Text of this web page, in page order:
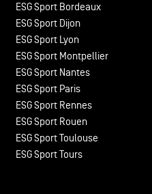
ESG Sport Bordeaux
ESG Sport Dijon
ESG Sport Lyon
ESG Sport Montpellier
ESG Sport Nantes
ESG Sport Paris
ESG Sport Rennes
ESG Sport Rouen
ESG Sport Toulouse
ESG Sport Tours